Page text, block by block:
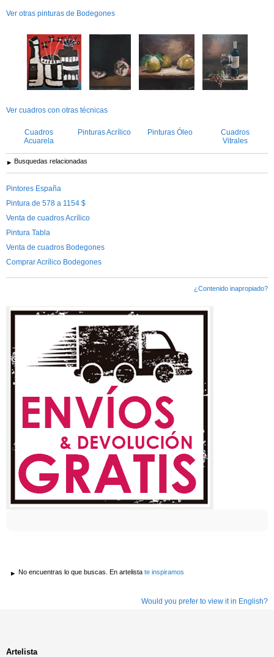
Ver otras pinturas de Bodegones
Ver cuadros con otras técnicas
Cuadros
Acuarela
Pinturas Acrílico Pinturas Óleo
Cuadros
Vitrales
Busquedas relacionadas
Pintores España
Pintura de 578 a 1154 $
Venta de cuadros Acrílico
Pintura Tabla
Venta de cuadros Bodegones
Comprar Acrílico Bodegones
¿Contenido inapropiado?
No encuentras lo que buscas. En artelista te inspiramos
Would you prefer to view it in English?
Artelista